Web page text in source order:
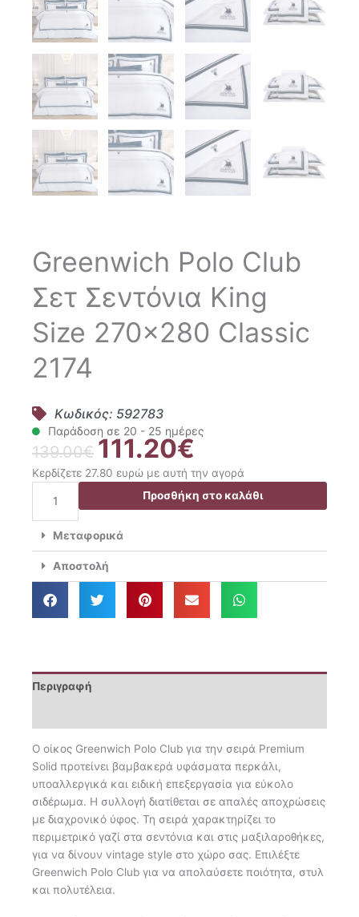
Greenwich Polo Club
Σετ Σεντόνια King
Size 270×280 Classic
2174
Κωδικός: 592783
Παράδοση σε 20 - 25 ημέρες
139.00€ Original
price
was:
139.00€.
111.20€
τρέχουσα
τιμή
είναι:
Κερδίζετε 27.80 ευρώ με αυτή την αγορά
Club
Σετ
Σεντόνια
Size
Προσθήκη στο καλάθι
Μεταφορικά
Αποστολή
Περιγραφή
O οίκος Greenwich Polo Club για την σειρά Premium
Solid προτείνει βαμβακερά υφάσματα περκάλι,
υποαλλεργικά και ειδική επεξεργασία για εύκολο
σιδέρωμα. Η συλλογή διατίθεται σε απαλές αποχρώσεις
με διαχρονικό ύφος. Τη σειρά χαρακτηρίζει το
περιμετρικό γαζί στα σεντόνια και στις μαξιλαροθήκες,
για να δίνουν vintage style στο χώρο σας. Επιλέξτε
Greenwich Polo Club για να απολαύσετε ποιότητα, στυλ
και πολυτέλεια.